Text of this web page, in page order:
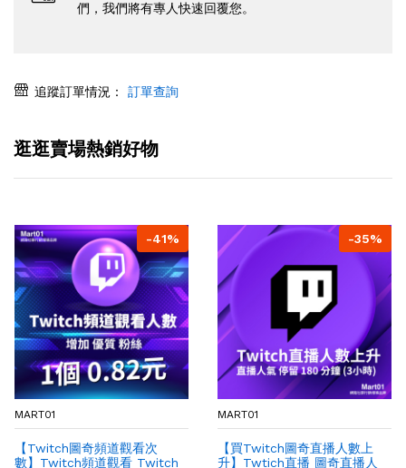
們，我們將有專人快速回覆您。
追蹤訂單情況： 訂單查詢
逛逛賣場熱銷好物
-41%
MART01
【Twitch圖奇頻道觀看次
數】Twitch頻道觀看 Twitch
-35%
MART01
【買Twitch圖奇直播人數上
升】Twtich直播 圖奇直播人